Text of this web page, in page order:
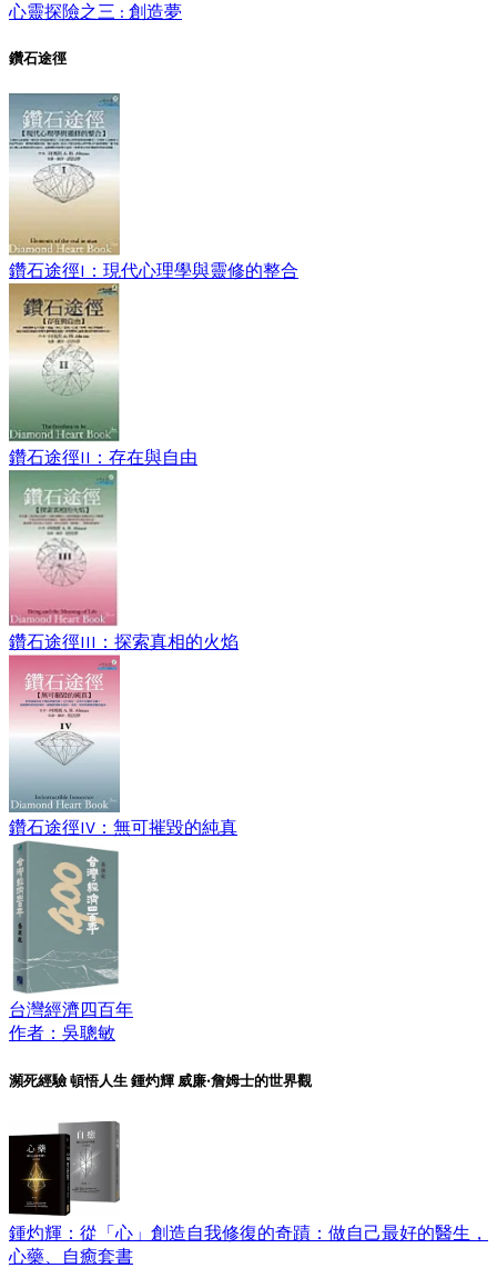
心靈探險之三 : 創造夢
鑽石途徑
鑽石途徑I：現代心理學與靈修的整合
鑽石途徑II：存在與自由
鑽石途徑III：探索真相的火焰
鑽石途徑IV：無可摧毀的純真
台灣經濟四百年
作者：吳聰敏
瀕死經驗 頓悟人生 鍾灼輝 威廉‧詹姆士的世界觀
鍾灼輝：從「心」創造自我修復的奇蹟：做自己最好的醫生，
心藥、自癒套書